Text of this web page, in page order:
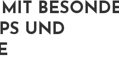
UND